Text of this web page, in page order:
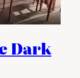
Dark